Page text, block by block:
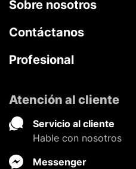
Sobre nosotros
Contáctanos
Profesional
Atención al cliente
Servicio al cliente
Hable con nosotros
Messenger